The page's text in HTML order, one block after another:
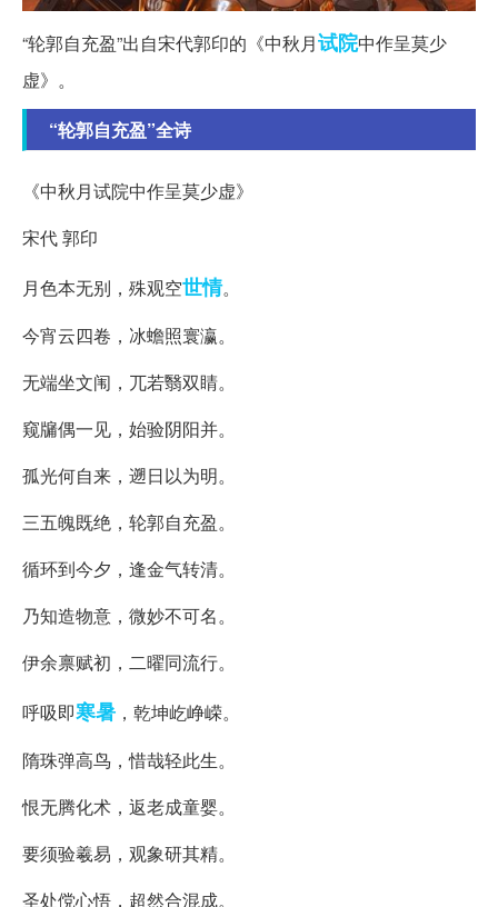
“轮郭自充盈”出自宋代郭印的《中秋月试院中作呈莫少
虚》。
“轮郭自充盈”全诗
《中秋月试院中作呈莫少虚》
宋代 郭印
月色本无别，殊观空世情。
今宵云四卷，冰蟾照寰瀛。
无端坐文闱，兀若翳双睛。
窥牖偶一见，始验阴阳并。
孤光何自来，遡日以为明。
三五魄既绝，轮郭自充盈。
循环到今夕，逢金气转清。
乃知造物意，微妙不可名。
伊余禀赋初，二曜同流行。
呼吸即寒暑 ，乾坤屹峥嵘。
隋珠弹高鸟，惜哉轻此生。
恨无腾化术，返老成童婴。
要须验羲易，观象研其精。
圣处傥心悟，超然合混成。